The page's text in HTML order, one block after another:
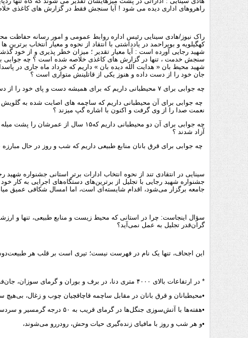
راهروهای اداری دیده می شود ! آیا سنجش فقط در گزارش های کاغذی
راک نیوز/هادی سینایی رئیس اداره روابط عمومی و امور رسانه حفاظت
کهگیلویه و بویراحمد در یادداشتی با انتقاد از نحوه و معیار انتخاب برترین
شهید رجایی آورده است : آیا معیار تقدیر ؛ میزان خطر پذیری و از خود
سنجش خدمت ، تنها در گزارش های کاغذی خلاصه شده است ؟ چه جوابی
شهید محیط بان « هدایت الله دیده بان » داریم که خرداد ماه جاری در
جان خود را از دست داده و هنوز یکی از قاتلینش متواری است ؟
چه جوابی برای ۷ محیطبانی داریم که برای همیشه دست و پای خود را از دست دادند ؟
چه جوابی برای آن محیطبانی داریم که ساچمه های اصابت شده به
نعمت صدا را از وی گرفت و اکنون با اشاره گپ میزند ؟
چه جوابی برای آن دو محیطبانی داریم
آزاد شدند ؟
چه جوابی برای قرق بانان منابع طبیعی داریم که شب و روز در حال مبارزه
سینایی در انتقادی تند از نحوه انتخاب ادارات برتر استانی جشنواره
جشنواره‌ شهید رجایی با تجلیل از برترین‌های دستگاه‌های اجرایی به کار
جامعه برگزار می‌شود، اقدام شایسته‌ای است، اما امسال شکافی عمیق
سؤال اینجاست: چرا در استانی که محیط زیست و منابع طبیعی، تنها و
گران‌قدر تجلیل به عمل نمی‌آید؟
این اجحاف، تنها یک نام در فهرست نیست؛ تیری است بر قلب هر
* در ارتفاعات بالای ۴۰۰۰ متری دنا، در برف و بوران و گرمای سوزان، جان‌فشانی می‌کنند،
•محیطبانان و قرق بانان در مقابل ساچمه قاچاقچیان چوب و زغال، بی‌هیچ
•هفته‌ها با آتش‌سوزی جنگل‌ها در گرمای قریب به ۵۰ درجه گرمسیر و سردسیر می‌جنگند،
•و هر شب و روز با مافیای زنده‌گیری حیات وحش، رودررو می‌شوند،